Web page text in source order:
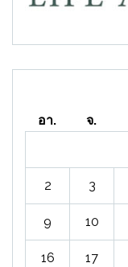
อา. จ.
2 3
9 10
16 17